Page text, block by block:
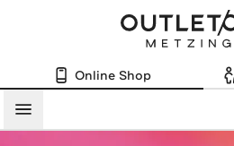
Online Shop
Menü